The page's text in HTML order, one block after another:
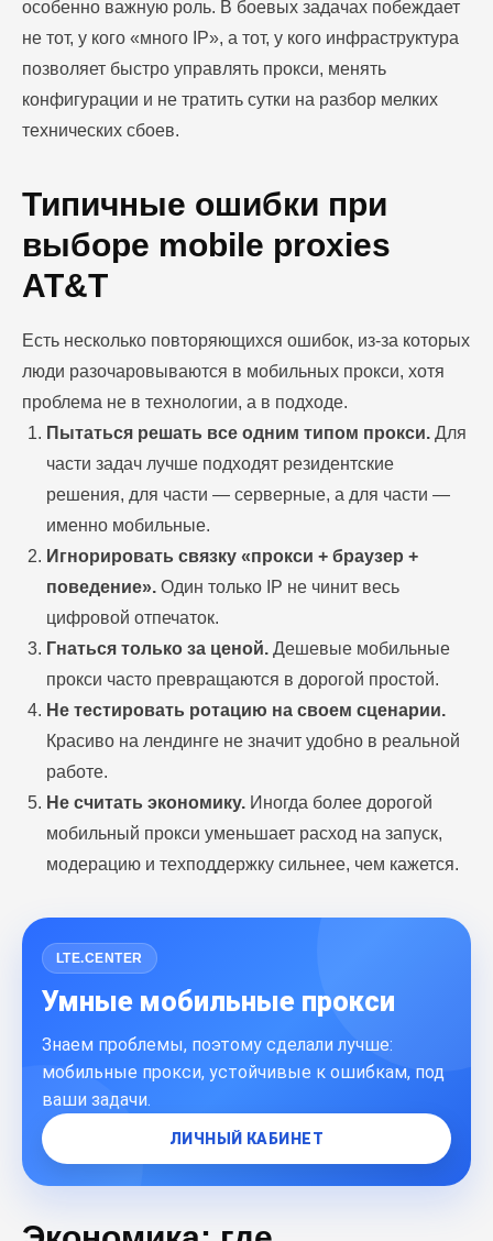
особенно важную роль. В боевых задачах побеждает
не тот, у кого «много IP», а тот, у кого инфраструктура
позволяет быстро управлять прокси, менять
конфигурации и не тратить сутки на разбор мелких
технических сбоев.
Типичные ошибки при
выборе mobile proxies
AT&T
Есть несколько повторяющихся ошибок, из-за которых
люди разочаровываются в мобильных прокси, хотя
проблема не в технологии, а в подходе.
Пытаться решать все одним типом прокси. Для
части задач лучше подходят резидентские
решения, для части — серверные, а для части —
именно мобильные.
Игнорировать связку «прокси + браузер +
поведение». Один только IP не чинит весь
цифровой отпечаток.
Гнаться только за ценой. Дешевые мобильные
прокси часто превращаются в дорогой простой.
Не тестировать ротацию на своем сценарии.
Красиво на лендинге не значит удобно в реальной
работе.
Не считать экономику. Иногда более дорогой
мобильный прокси уменьшает расход на запуск,
модерацию и техподдержку сильнее, чем кажется.
LTE.CENTER
Умные мобильные прокси
Знаем проблемы, поэтому сделали лучше:
мобильные прокси, устойчивые к ошибкам, под
ваши задачи.
ЛИЧНЫЙ КАБИНЕТ